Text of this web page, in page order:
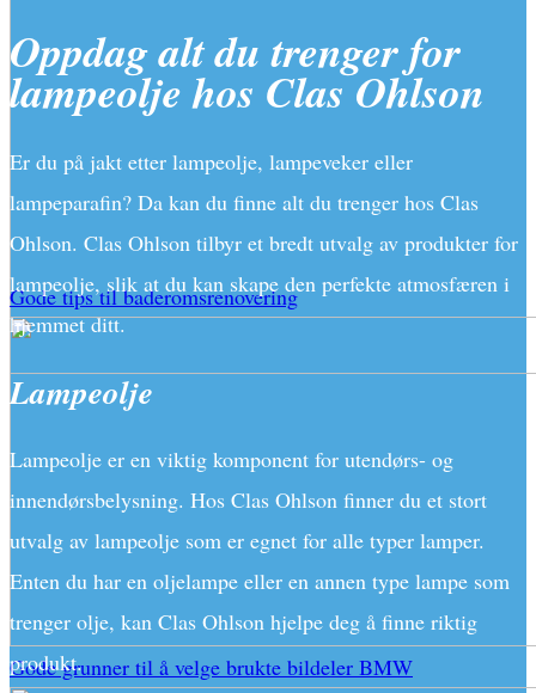
Gode tips til baderomsrenovering
Gode grunner til å velge brukte bildeler BMW
Oppdag alt du trenger for
lampeolje hos Clas Ohlson
Er du på jakt etter lampeolje, lampeveker eller
lampeparafin? Da kan du finne alt du trenger hos Clas
Ohlson. Clas Ohlson tilbyr et bredt utvalg av produkter for
lampeolje, slik at du kan skape den perfekte atmosfæren i
hjemmet ditt.
Lampeolje
Lampeolje er en viktig komponent for utendørs- og
innendørsbelysning. Hos Clas Ohlson finner du et stort
utvalg av lampeolje som er egnet for alle typer lamper.
Enten du har en oljelampe eller en annen type lampe som
trenger olje, kan Clas Ohlson hjelpe deg å finne riktig
produkt.